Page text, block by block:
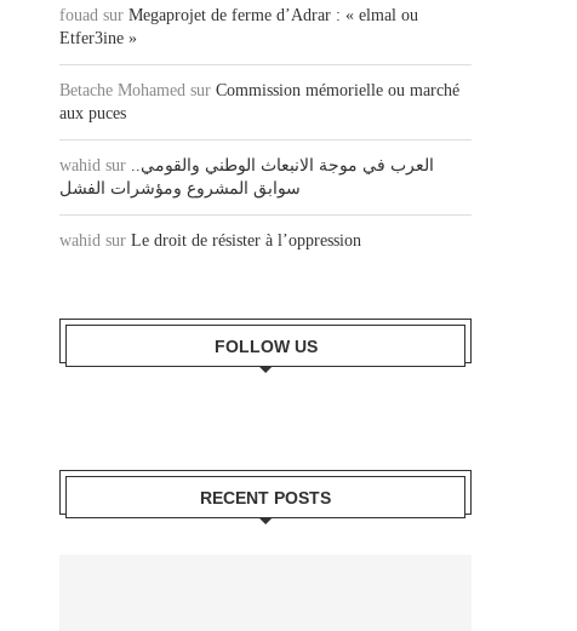
fouad sur Megaprojet de ferme d’Adrar : « elmal ou
Etfer3ine »
Betache Mohamed sur Commission mémorielle ou marché
aux puces
wahid sur العرب في موجة الانبعاث الوطني والقومي..
سوابق المشروع ومؤشرات الفشل
wahid sur Le droit de résister à l’oppression
FOLLOW US
RECENT POSTS